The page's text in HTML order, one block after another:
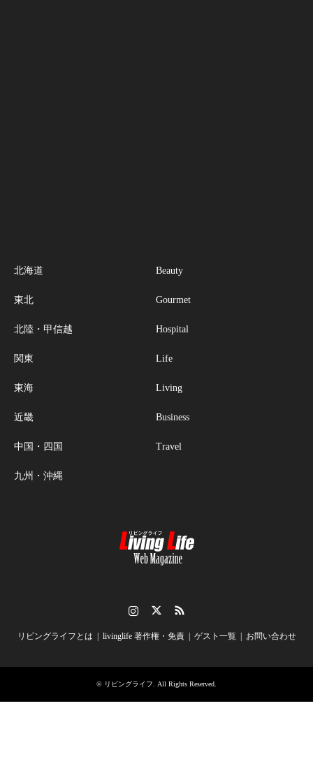
北海道
東北
北陸・甲信越
関東
東海
近畿
中国・四国
九州・沖縄
Beauty
Gourmet
Hospital
Life
Living
Business
Travel
リビングライフとは livinglife 著作権・免責 ゲスト一覧 お問い合わせ
© リビングライフ . All Rights Reserved.